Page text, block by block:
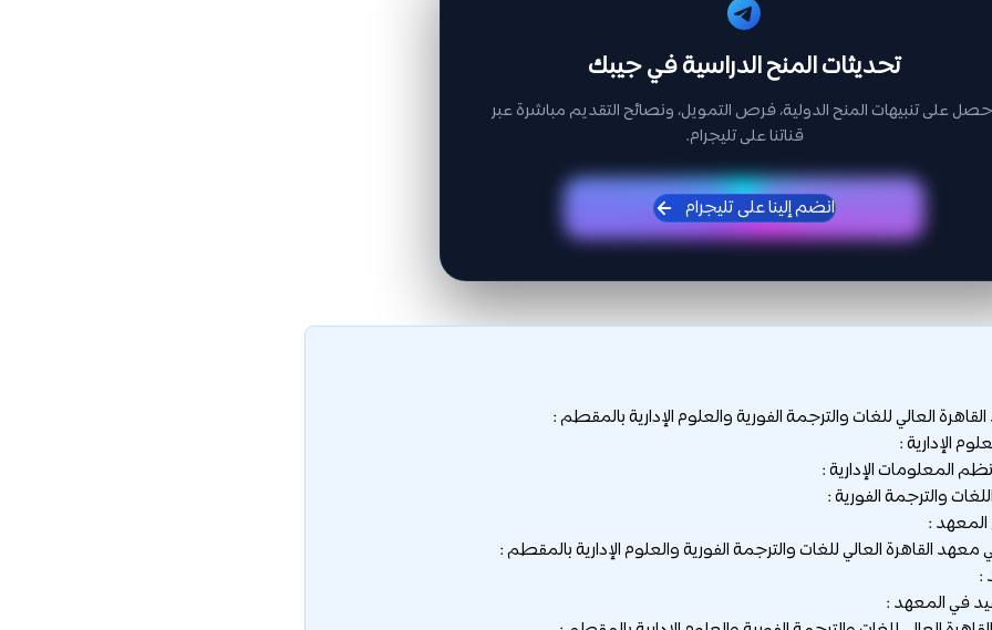
تحديثات المنح الدراسية في جيبك
على تنبيهات المنح الدولية، فرص التمويل، ونصائح التقديم مباشرة عبر
قناتنا على تليجرام.
انضم إلينا على تليجرام
العالي للغات والترجمة الفورية والعلوم الإدارية بالمقطم :
:
القاهرة العالي للغات والترجمة الفورية والعلوم الإدارية بالمقطم :
:
في المعهد :